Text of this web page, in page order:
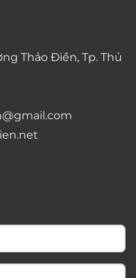
Thảo Điền, Tp. Thủ